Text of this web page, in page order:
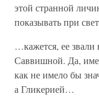
этой странной
показывать при
…кажется, ее
Саввишной. Да,
как не имело бы
а Гликерией…